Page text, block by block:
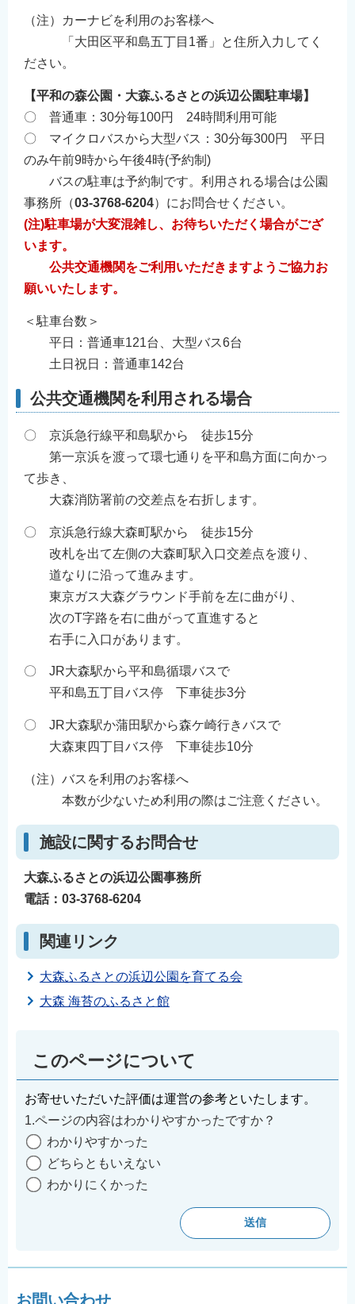
（注）カーナビを利用のお客様へ
「大田区平和島五丁目1番」と住所入力してく
ださい。
【平和の森公園・大森ふるさとの浜辺公園駐車場】
〇 普通車：30分毎100円 24時間利用可能
〇 マイクロバスから大型バス：30分毎300円 平日
のみ午前9時から午後4時(予約制)
バスの駐車は予約制です。利用される場合は公園
事務所（03-3768-6204）にお問合せください。
(注)駐車場が大変混雑し、お待ちいただく場合がござ
います。
公共交通機関をご利用いただきますようご協力お
願いいたします。
＜駐車台数＞
平日：普通車121台、大型バス6台
土日祝日：普通車142台
公共交通機関を利用される場合
〇 京浜急行線平和島駅から 徒歩15分
第一京浜を渡って環七通りを平和島方面に向かっ
て歩き、
大森消防署前の交差点を右折します。
〇 京浜急行線大森町駅から 徒歩15分
改札を出て左側の大森町駅入口交差点を渡り、
道なりに沿って進みます。
東京ガス大森グラウンド手前を左に曲がり、
次のT字路を右に曲がって直進すると
右手に入口があります。
〇 JR大森駅から平和島循環バスで
平和島五丁目バス停 下車徒歩3分
〇 JR大森駅か蒲田駅から森ケ崎行きバスで
大森東四丁目バス停 下車徒歩10分
（注）バスを利用のお客様へ
本数が少ないため利用の際はご注意ください。
施設に関するお問合せ
大森ふるさとの浜辺公園事務所
電話：03-3768-6204
関連リンク
大森ふるさとの浜辺公園を育てる会
大森 海苔のふるさと館
このページについて
お寄せいただいた評価は運営の参考といたします。
1.ページの内容はわかりやすかったですか？
わかりやすかった
どちらともいえない
わかりにくかった
お問い合わせ